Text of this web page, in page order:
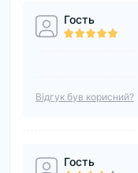
Гость
Відгук був корисний?
Гость